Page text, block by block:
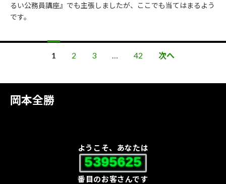
岡本全勝
ようこそ、あなたは
5395625
番目のお客さんです
るい公務員講座』でも主張しましたが、ここでも当てはまるよう
です。
1 2 3 … 42 次へ